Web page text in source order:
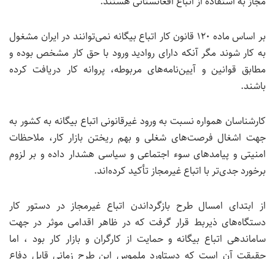
بر اساس ماده ۱۲۰ قانون کار اتباع بیگانه نمی‌توانند در ایران مشغول
به کار شوند مگر آنکه دارای روادید ورود با حق کار مشخص بوده و
مطابق قوانین و آیین‌نامه‌های مربوطه، پروانه کار دریافت کرده
باشند.
کارشناسان همواره نسبت به ورود غیرقانونی اتباع بیگانه به کشور به
جهت اشغال فرصت‌های شغلی و بهم ریختن بازار کار، ملاحظات
امنیتی و پیامدهای سوء اجتماعی و سیاسی هشدار داده و بر لزوم
برخورد جدی‌تر با اتباع غیرمجاز تأکید کرده‌اند.
از ابتدای امسال طرح بازگرداندن اتباع غیرمجاز در دستور کار
دستگاه‌های ذیربط قرار گرفت که در ظاهر اقدامی موثر در جهت
ساماندهی اتباع بیگانه و حمایت از کارگران و بازار کار بود ، اما
حقیقت آن است که دستاورد ملموس این طرح زمانی قابل دفاع